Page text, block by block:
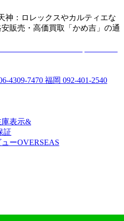
神：ロレックスやカルティエな
販売・高価買取「かめ吉」の通
4309-7470 福岡 092-401-2540
庫表示&
証
ューOVERSEAS